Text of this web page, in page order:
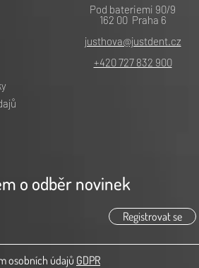
Pod bateriemi 90/9
162 00 Praha 6
justhova@justdent.cz
+420 727 832 900
o odběr novinek
Registrovat se
osobních údajů GDPR